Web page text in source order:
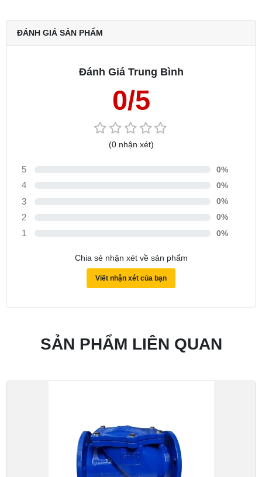
ĐÁNH GIÁ SẢN PHẨM
Đánh Giá Trung Bình
0/5
(0 nhận xét)
5 0%
4 0%
3 0%
2 0%
1 0%
Chia sẻ nhận xét về sản phẩm
Viết nhận xét của bạn
SẢN PHẨM LIÊN QUAN